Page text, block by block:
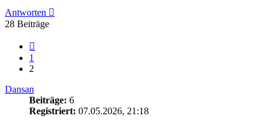
Antworten
28 Beiträge
1
2
Dansan
Beiträge: 6
Registriert: 07.05.2026, 21:18